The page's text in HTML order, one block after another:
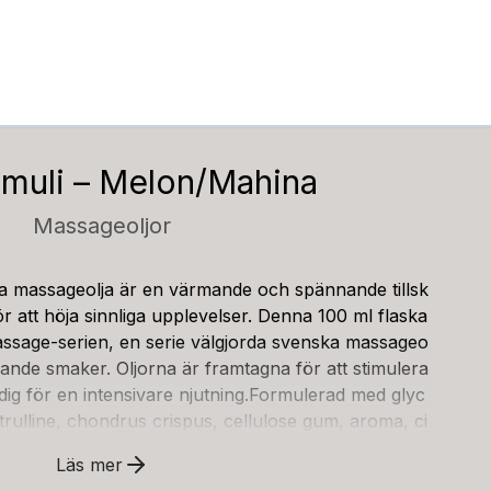
– Melon/Mahina
Massageoljor
massageolja är en värmande och spännande tillsk
att höja sinnliga upplevelser. Denna 100 ml flaska
serien, en serie välgjorda svenska massageo
smaker. Oljorna är framtagna för att stimulera
för en intensivare njutning.Formulerad med glyc
chondrus crispus, cellulose gum, aroma, ci
gör den säker för användning på känslig hud. Den
Läs mer